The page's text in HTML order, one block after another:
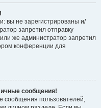
вы не зарегистрированы и/
запретил отправку
же администратор запретил
конференции для
сообщения!
сообщения пользователей,